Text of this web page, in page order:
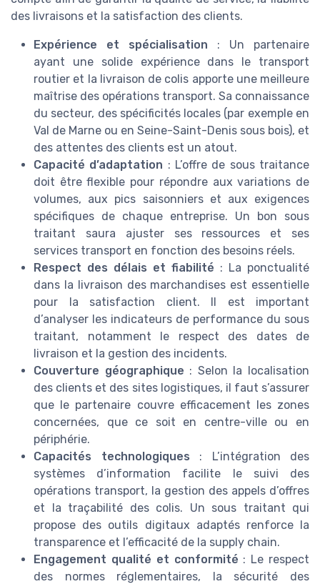
des livraisons et la satisfaction des clients.
Expérience et spécialisation : Un partenaire
ayant une solide expérience dans le transport
routier et la livraison de colis apporte une meilleure
maîtrise des opérations transport. Sa connaissance
du secteur, des spécificités locales (par exemple en
Val de Marne ou en Seine-Saint-Denis sous bois), et
des attentes des clients est un atout.
Capacité d’adaptation : L’offre de sous traitance
doit être flexible pour répondre aux variations de
volumes, aux pics saisonniers et aux exigences
spécifiques de chaque entreprise. Un bon sous
traitant saura ajuster ses ressources et ses
services transport en fonction des besoins réels.
Respect des délais et fiabilité : La ponctualité
dans la livraison des marchandises est essentielle
pour la satisfaction client. Il est important
d’analyser les indicateurs de performance du sous
traitant, notamment le respect des dates de
livraison et la gestion des incidents.
Couverture géographique : Selon la localisation
des clients et des sites logistiques, il faut s’assurer
que le partenaire couvre efficacement les zones
concernées, que ce soit en centre-ville ou en
périphérie.
Capacités technologiques : L’intégration des
systèmes d’information facilite le suivi des
opérations transport, la gestion des appels d’offres
et la traçabilité des colis. Un sous traitant qui
propose des outils digitaux adaptés renforce la
transparence et l’efficacité de la supply chain.
Engagement qualité et conformité : Le respect
des normes réglementaires, la sécurité des